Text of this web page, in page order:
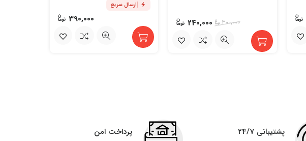
300,000
240,000
ارسال سریع
390,000
پشتیبانی 24/7 پرداخت امن